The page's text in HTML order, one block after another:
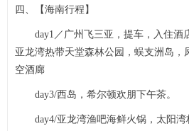
四、【海南行程】
day1／广州飞三亚，提车，入住酒
亚龙湾热带天堂森林公园，蜈支洲岛，
空酒廊
day3/西岛，希尔顿欢朋下午茶。
day4/亚龙湾渔吧海鲜火锅，太阳湾